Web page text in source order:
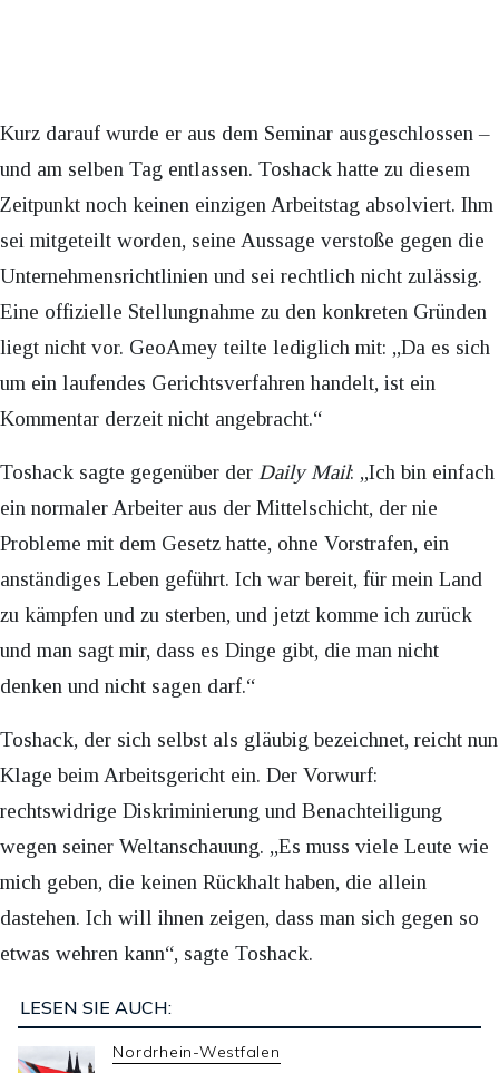
Kurz darauf wurde er aus dem Seminar ausgeschlossen –
und am selben Tag entlassen. Toshack hatte zu diesem
Zeitpunkt noch keinen einzigen Arbeitstag absolviert. Ihm
sei mitgeteilt worden, seine Aussage verstoße gegen die
Unternehmensrichtlinien und sei rechtlich nicht zulässig.
Eine offizielle Stellungnahme zu den konkreten Gründen
liegt nicht vor. GeoAmey teilte lediglich mit: „Da es sich
um ein laufendes Gerichtsverfahren handelt, ist ein
Kommentar derzeit nicht angebracht.“
Toshack sagte gegenüber der Daily Mail: „Ich bin einfach
ein normaler Arbeiter aus der Mittelschicht, der nie
Probleme mit dem Gesetz hatte, ohne Vorstrafen, ein
anständiges Leben geführt. Ich war bereit, für mein Land
zu kämpfen und zu sterben, und jetzt komme ich zurück
und man sagt mir, dass es Dinge gibt, die man nicht
denken und nicht sagen darf.“
Toshack, der sich selbst als gläubig bezeichnet, reicht nun
Klage beim Arbeitsgericht ein. Der Vorwurf:
rechtswidrige Diskriminierung und Benachteiligung
wegen seiner Weltanschauung. „Es muss viele Leute wie
mich geben, die keinen Rückhalt haben, die allein
dastehen. Ich will ihnen zeigen, dass man sich gegen so
etwas wehren kann“, sagte Toshack.
LESEN SIE AUCH:
Nordrhein-Westfalen